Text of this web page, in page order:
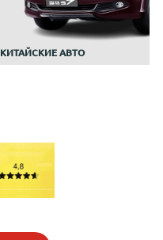
КИТАЙСКИЕ АВТО